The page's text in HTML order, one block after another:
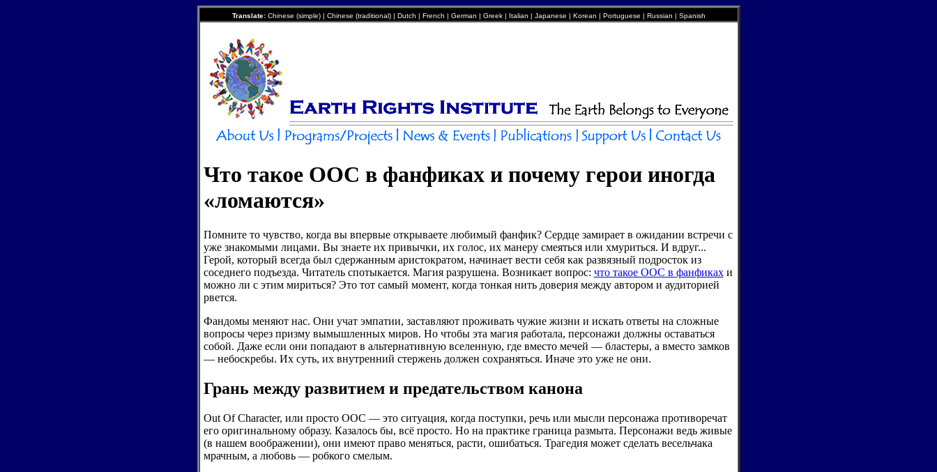
Translate:Chinese (simple) | Chinese (traditional) | Dutch | French | German | Greek | Italian | Japanese | Korean | Portuguese | Russian | Spanish
Что такое ООС в фанфиках и почему герои иногда
«ломаются»
Помните то чувство, когда вы впервые открываете любимый фанфик? Сердце замирает в ожидании встречи с
уже знакомыми лицами. Вы знаете их привычки, их голос, их манеру смеяться или хмуриться. И вдруг...
Герой, который всегда был сдержанным аристократом, начинает вести себя как развязный подросток из
соседнего подъезда. Читатель спотыкается. Магия разрушена. Возникает вопрос: что такое ООС в фанфикахи
можно ли с этим мириться? Это тот самый момент, когда тонкая нить доверия между автором и аудиторией
рвется.
Фандомы меняют нас. Они учат эмпатии, заставляют проживать чужие жизни и искать ответы на сложные
вопросы через призму вымышленных миров. Но чтобы эта магия работала, персонажи должны оставаться
собой. Даже если они попадают в альтернативную вселенную, где вместо мечей — бластеры, а вместо замков
— небоскребы. Их суть, их внутренний стержень должен сохраняться. Иначе это уже не они.
Грань между развитием и предательством канона
Out Of Character, или просто ООС — это ситуация, когда поступки, речь или мысли персонажа противоречат
его оригинальному образу. Казалось бы, всё просто. Но на практике граница размыта. Персонажи ведь живые
(в нашем воображении), они имеют право меняться, расти, ошибаться. Трагедия может сделать весельчака
мрачным, а любовь — робкого смелым.